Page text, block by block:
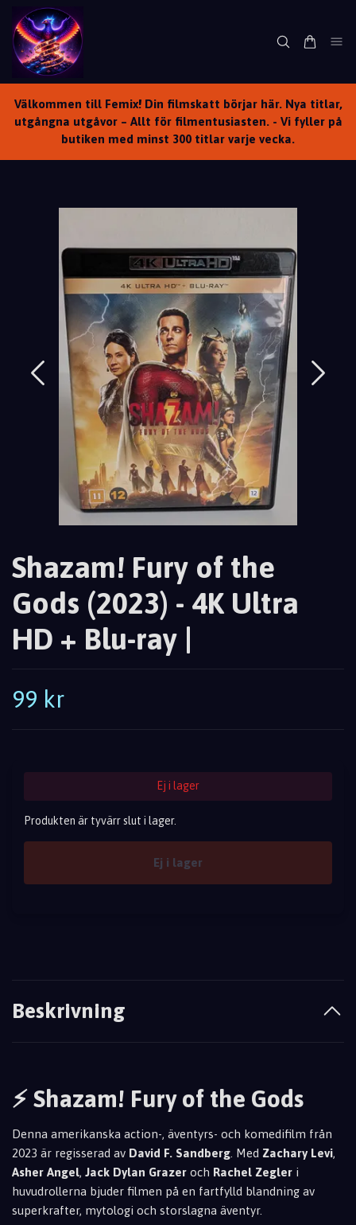
Välkommen till Femix! Din filmskatt börjar här. Nya titlar,
utgångna utgåvor – Allt för filmentusiasten. - Vi fyller på
butiken med minst 300 titlar varje vecka.
Shazam! Fury of the
Gods (2023) - 4K Ultra
HD + Blu-ray |
99 kr
Ej i lager
Produkten är tyvärr slut i lager.
Ej i lager
Beskrivning
⚡ Shazam! Fury of the Gods
Denna amerikanska action-, äventyrs- och komedifilm från
2023 är regisserad av David F. Sandberg . Med Zachary Levi,
Asher Angel, Jack Dylan Grazer och Rachel Zegler i
huvudrollerna bjuder filmen på en fartfylld blandning av
superkrafter, mytologi och storslagna äventyr.